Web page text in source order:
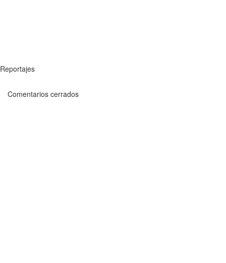
Reportajes
Comentarios cerrados